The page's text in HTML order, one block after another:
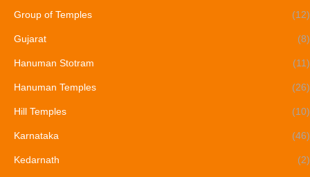
Group of Temples (12)
Gujarat (8)
Hanuman Stotram (11)
Hanuman Temples (26)
Hill Temples (10)
Karnataka (46)
Kedarnath (2)